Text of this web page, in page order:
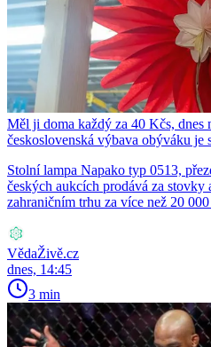
Měl ji doma každý za 40 Kčs, dnes
československá výbava obýváku je
Stolní lampa Napako typ 0513,
českých aukcích prodává za stovky
zahraničním trhu za více než 20
VědaŽivě.cz
dnes, 14:45
3 min